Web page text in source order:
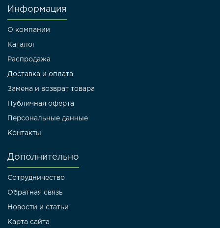
Информация
О компании
Каталог
Распродажа
Доставка и оплата
Замена и возврат товара
Публичная оферта
Персональные данные
Контакты
Дополнительно
Сотрудничество
Обратная связь
Новости и статьи
Карта сайта